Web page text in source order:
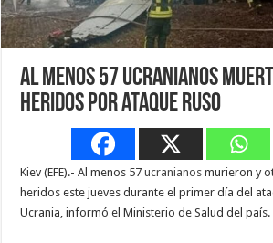
Al menos 57 ucranianos
heridos por ataque ruso
Kiev (EFE).- Al menos 57ucranianos murieron y
heridos este jueves durante el primer día del
Ucrania, informó el Ministerio de Salud del país.